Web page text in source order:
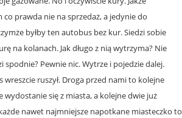
co prawda nie na sprzedaż, a jedynie do
byłby ten autobus bez kur. Siedzi sobie
na kolanach. Jak długo z nią wytrzyma? Nie
spodnie? Pewnie nic. Wytrze i pojedzie dalej.
ruszył. Droga przed nami to kolejne
wydostanie się z miasta, a kolejne dwie już
nawet najmniejsze napotkane miasteczko to